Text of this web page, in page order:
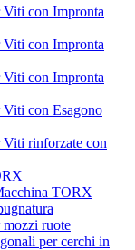
Viti con Impronta
Viti con Impronta
Viti con Impronta
con Esagono
Viti rinforzate con
TORX
ruote
per cerchi in